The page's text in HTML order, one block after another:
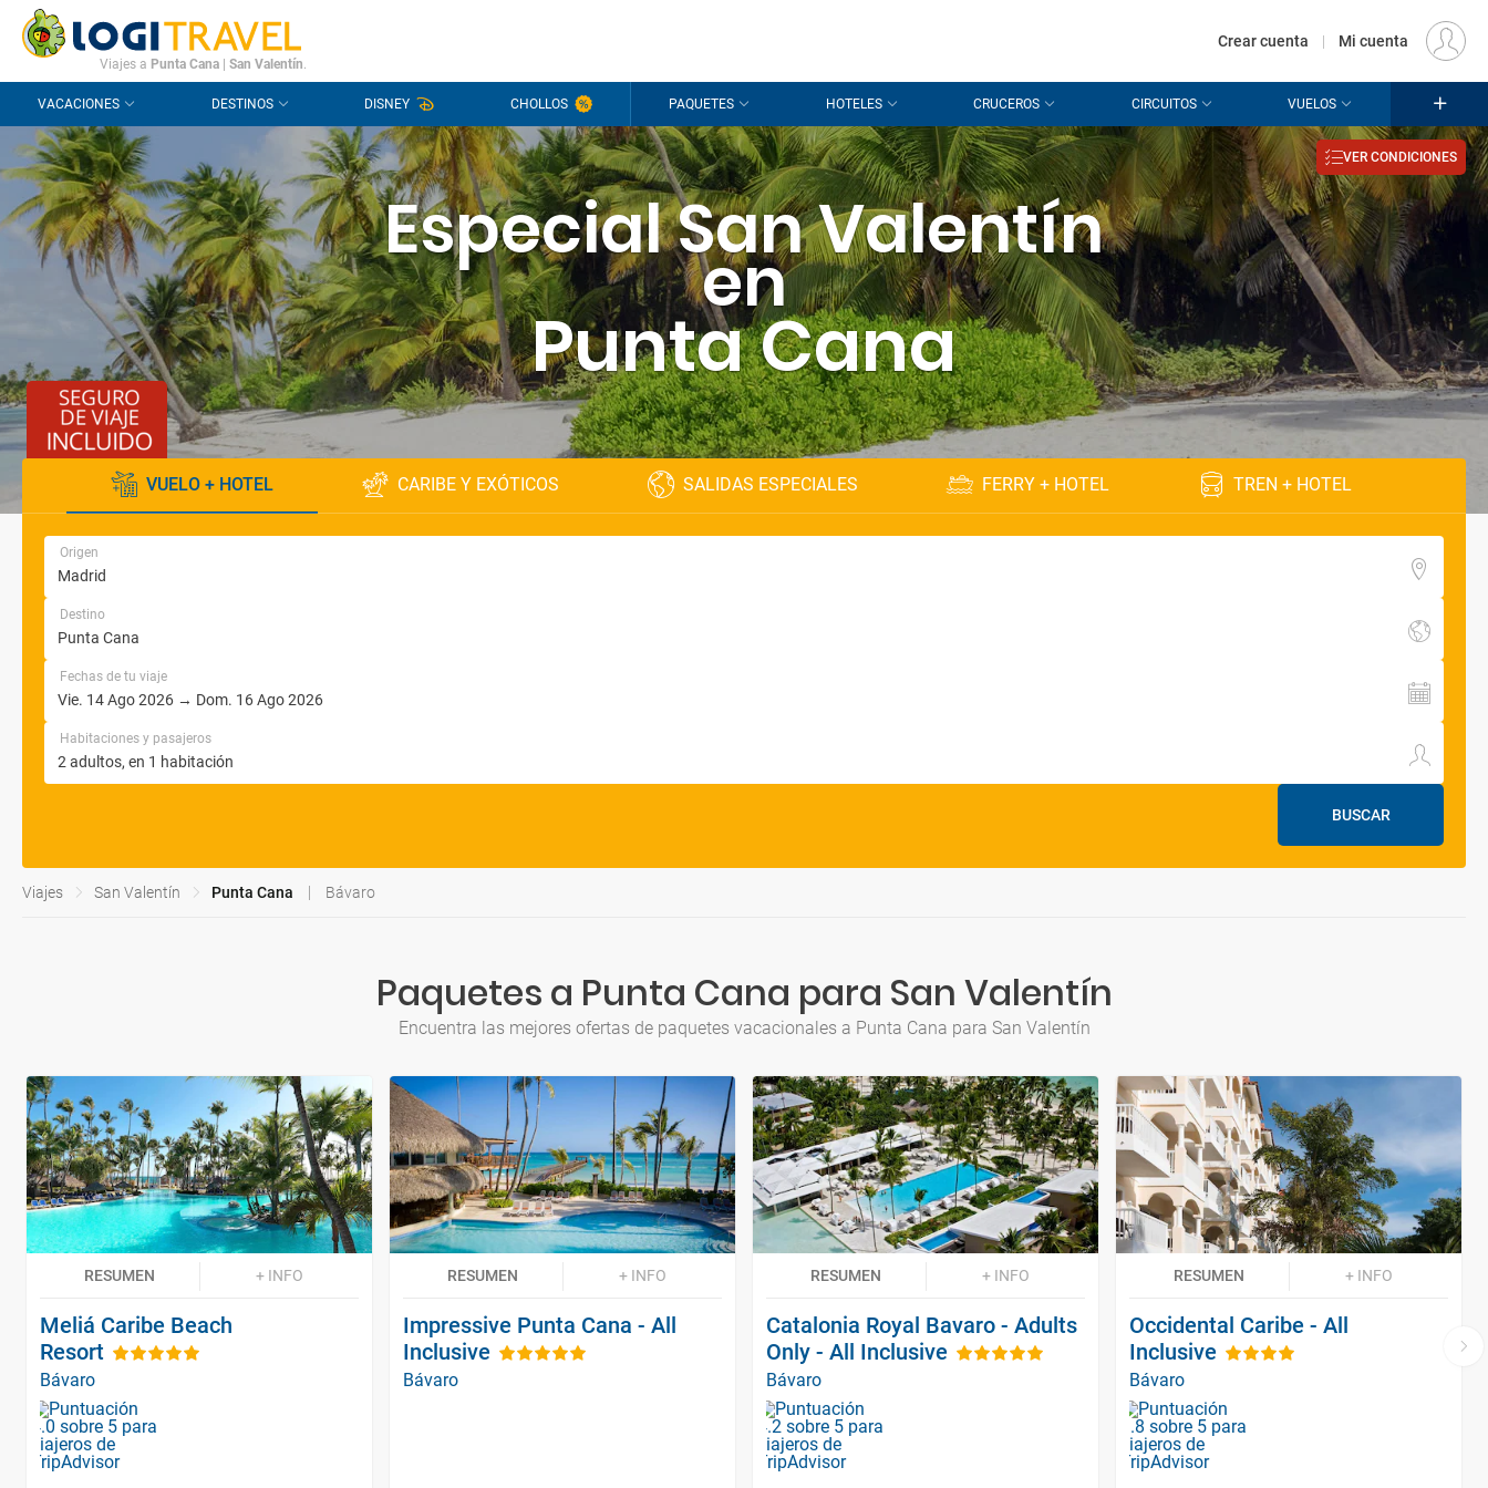
CONTACTO PREGUNTAS FRECUENTES EUR
Viajes a Punta Cana San Valentín.
Crear cuenta | Mi cuenta
VACACIONES DESTINOS DISNEY CHOLLOS PAQUETES HOTELES CRUCEROS CIRCUITOS VUELOS
Especial San Valentín
en
Punta Cana
VER CONDICIONES
VUELO + HOTEL CARIBE Y EXÓTICOS SALIDAS ESPECIALES FERRY + HOTEL TREN + HOTEL
Origen
Destino
Fechas de tu viaje
Habitaciones y pasajeros
BUSCAR
Viajes San Valentín Punta Cana Bávaro
Paquetes a Punta Cana para San Valentín
Encuentra las mejores ofertas de paquetes vacacionales a Punta Cana para San Valentín
RESUMEN + INFO
Meliá Caribe Beach
Resort
Bávaro
RESUMEN + INFO
Impressive Punta Cana - All
Inclusive
Bávaro
RESUMEN + INFO
Catalonia Royal Bavaro - Adults
Only - All Inclusive
Bávaro
RESUMEN + INFO
Occidental Caribe - All
Inclusive
Bávaro